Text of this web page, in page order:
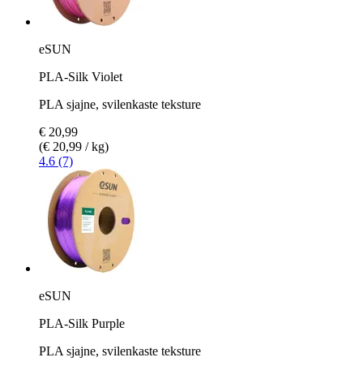
eSUN
PLA-Silk Violet
PLA sjajne, svilenkaste teksture
€ 20,99
(€ 20,99 / kg)
4.6 (7)
eSUN
PLA-Silk Purple
PLA sjajne, svilenkaste teksture